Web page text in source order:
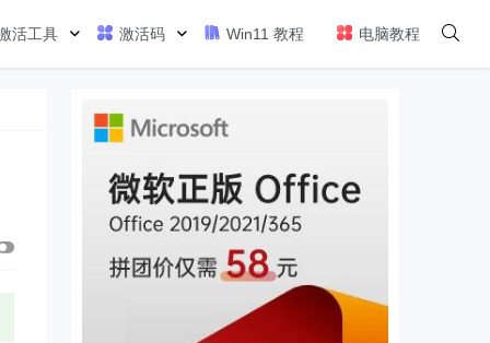
活工具 激活码 Win11 教程 电脑教程